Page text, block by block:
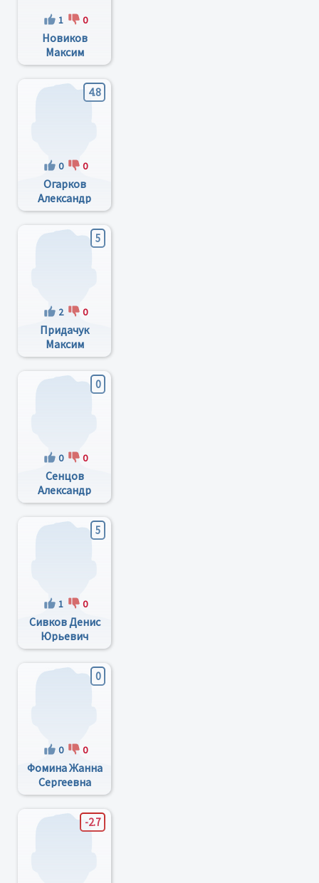
1 0
Новиков
Максим
Викторович
4.8
0 0
Огарков
Александр
Александрович
5
2 0
Придачук
Максим
Петрович
0
0 0
Сенцов
Александр
Сергеевич
5
1 0
Сивков Денис
Юрьевич
0
0 0
Фомина Жанна
Сергеевна
-2.7